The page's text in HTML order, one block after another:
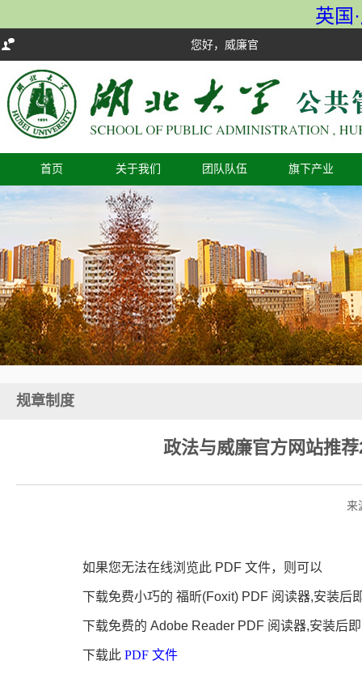
英国
您好，威廉官方网站欢迎您！
首页 关于我们 团队队伍 旗下产业
规章制度
政法与威廉官方网站推
来
如果您无法在线浏览此 PDF 文件，则可以
下载免费小巧的 福昕(Foxit) PDF 阅读器,安装后
下载免费的 Adobe Reader PDF 阅读器,安装后
下载此 PDF 文件